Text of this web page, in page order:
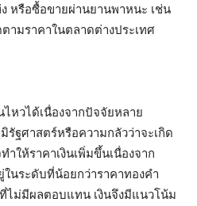
หรือซื้อขายผ่านยานพาหนะ เช่น
ามราคาในตลาดต่างประเทศ
ไหวได้เนื่องจากปัจจัยหลาย
รัฐศาสตร์หรือความกลัวว่าจะเกิด
ให้ราคาเงินเพิ่มขึ้นเนื่องจาก
นระดับที่น้อยกว่าราคาทองคำ
ไม่มีผลตอบแทน เงินจึงมีแนวโน้ม